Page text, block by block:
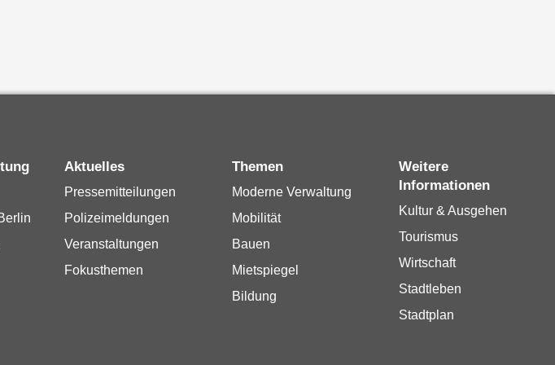
Aktuelles
Pressemitteilungen
Polizeimeldungen
Veranstaltungen
Fokusthemen
Themen
Moderne Verwaltung
Mobilität
Bauen
Mietspiegel
Bildung
Weitere
Informationen
Kultur & Ausgehen
Tourismus
Wirtschaft
Stadtleben
Stadtplan